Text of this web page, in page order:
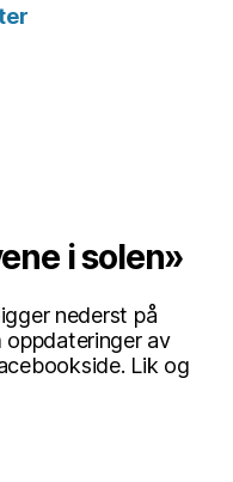
i solen»
nederst på
oppdateringer av
Lik og